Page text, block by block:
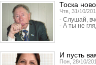
Тоска
Чтв, 31/10/
- Слушай,
- А ты не
И пусть
Пон, 28/10/